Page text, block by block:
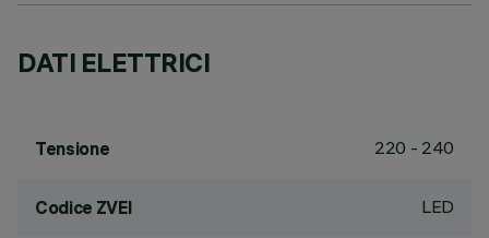
DATI ELETTRICI
Tensione 220 - 240
Codice ZVEI LED